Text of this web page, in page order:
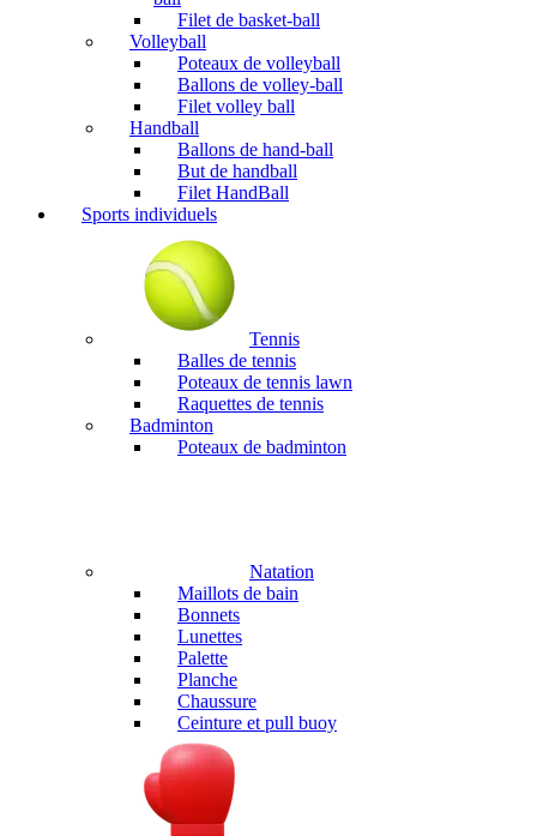
Filet de basket-ball
Volleyball
Poteaux de volleyball
Ballons de volley-ball
Filet volley ball
Handball
Ballons de hand-ball
But de handball
Filet HandBall
Sports individuels
Tennis
Balles de tennis
Poteaux de tennis lawn
Raquettes de tennis
Badminton
Poteaux de badminton
Natation
Maillots de bain
Bonnets
Lunettes
Palette
Planche
Chaussure
Ceinture et pull buoy